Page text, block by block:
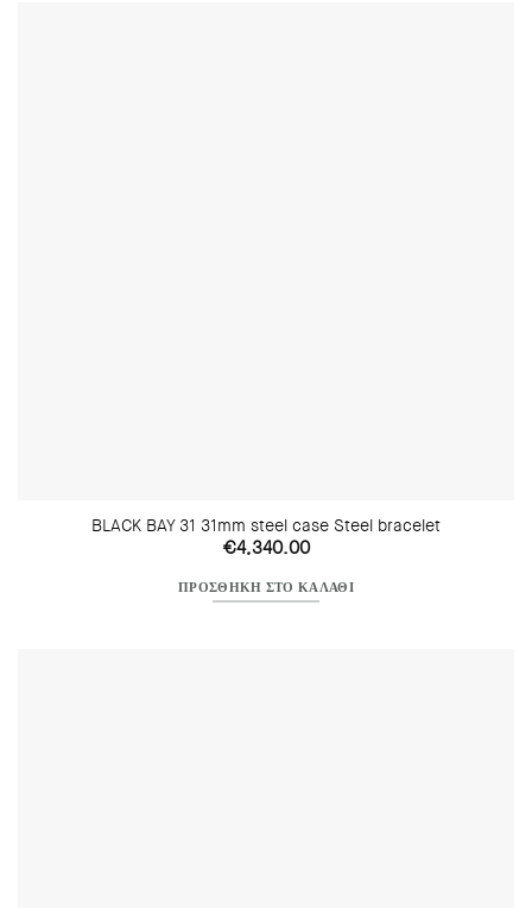
BLACK BAY 31 31mm steel case Steel bracelet
€4,340.00
ΠΡΟΣΘΉΚΗ ΣΤΟ ΚΑΛΆΘΙ